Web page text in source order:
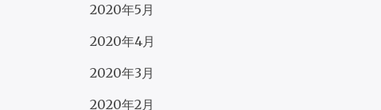
2020年5月
2020年4月
2020年3月
2020年2月